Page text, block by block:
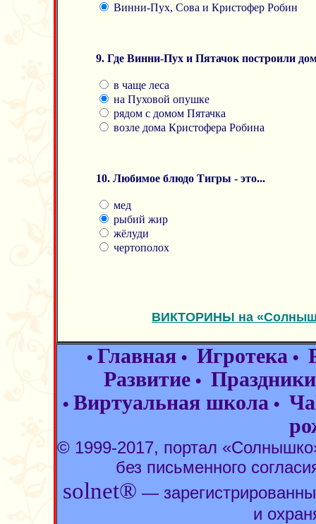
Винни-Пух, Сова и Кристофер Робин
9. Где Винни-Пух и Пятачок построили
в чаще леса
на Пуховой опушке
рядом с домом Пятачка
возле дома Кристофера Робина
10. Любимое блюдо Тигры - это...
мед
рыбий жир
жёлуди
чертополох
ВИКТОРИНЫ на
• Главная • Игротека •
Развитие• Праздники
• Виртуальная школа •
© 1999-2017, портал
без письменного
solnet® —
и